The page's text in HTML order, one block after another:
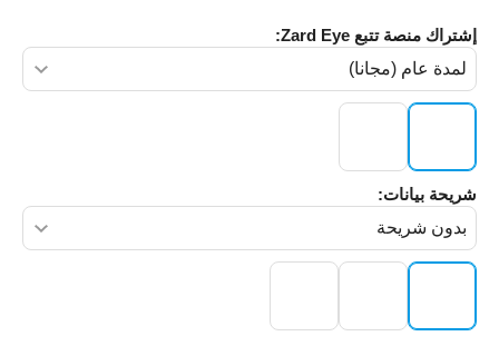
إشتراك منصة تتبع Zard Eye:
شريحة بيانات: